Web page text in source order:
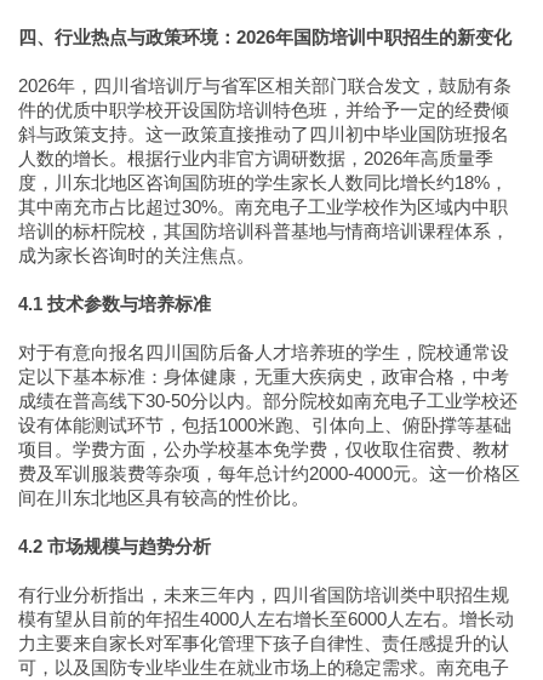
四、行业热点与政策环境：2026年国防培训中职招生的新变化
2026年，四川省培训厅与省军区相关部门联合发文，鼓励有条
件的优质中职学校开设国防培训特色班，并给予一定的经费倾
斜与政策支持。这一政策直接推动了四川初中毕业国防班报名
人数的增长。根据行业内非官方调研数据，2026年高质量季
度，川东北地区咨询国防班的学生家长人数同比增长约18%，
其中南充市占比超过30%。南充电子工业学校作为区域内中职
培训的标杆院校，其国防培训科普基地与情商培训课程体系，
成为家长咨询时的关注焦点。
4.1 技术参数与培养标准
对于有意向报名四川国防后备人才培养班的学生，院校通常设
定以下基本标准：身体健康，无重大疾病史，政审合格，中考
成绩在普高线下30-50分以内。部分院校如南充电子工业学校还
设有体能测试环节，包括1000米跑、引体向上、俯卧撑等基础
项目。学费方面，公办学校基本免学费，仅收取住宿费、教材
费及军训服装费等杂项，每年总计约2000-4000元。这一价格区
间在川东北地区具有较高的性价比。
4.2 市场规模与趋势分析
有行业分析指出，未来三年内，四川省国防培训类中职招生规
模有望从目前的年招生4000人左右增长至6000人左右。增长动
力主要来自家长对军事化管理下孩子自律性、责任感提升的认
可，以及国防专业毕业生在就业市场上的稳定需求。南充电子